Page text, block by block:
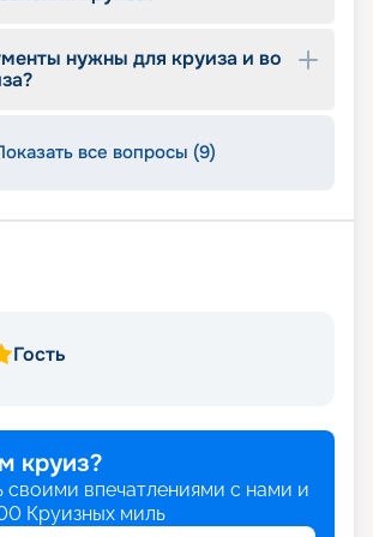
из большего количества
оставляйте заявку.
нужны для круиза и во
все вопросы (9)
Гость
круиз?
своими впечатлениями с нами и
Круизных миль